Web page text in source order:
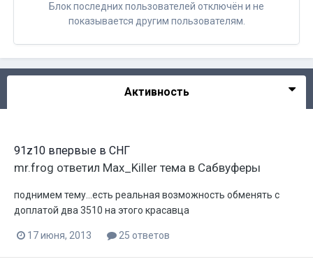
Блок последних пользователей отключён и не
показывается другим пользователям.
Активность
91z10 впервые в СНГ
mr.frog ответил Max_Killer тема в Сабвуферы
поднимем тему...есть реальная возможность обменять с
доплатой два 3510 на этого красавца
17 июня, 2013 25 ответов